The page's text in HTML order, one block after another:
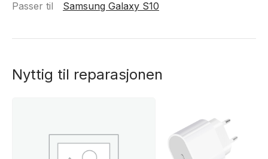
Passer til
Samsung Galaxy S10
Nyttig til reparasjonen